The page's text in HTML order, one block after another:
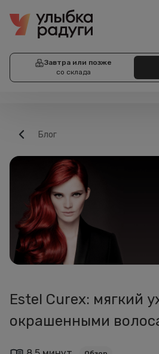
Завтра или позже
со склада
Блог
Estel Curex: мягкий
окрашенными